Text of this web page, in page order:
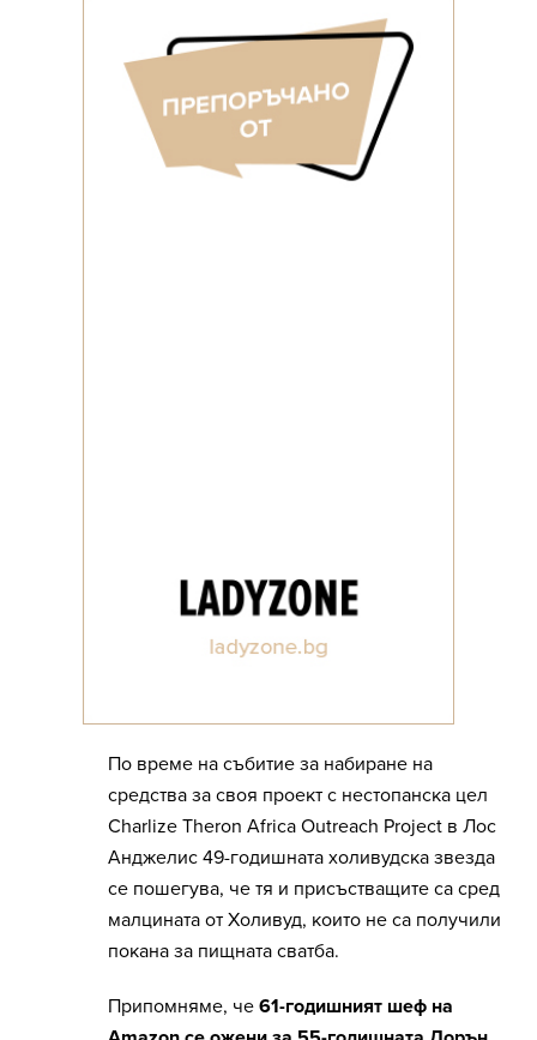
По време на събитие за набиране на
средства за своя проект с нестопанска цел
Charlize Theron Africa Outreach Project в Лос
Анджелис 49-годишната холивудска звезда
се пошегува, че тя и присъстващите са сред
малцината от Холивуд, които не са получили
покана за пищната сватба.
Припомняме, че 61-годишният шеф на